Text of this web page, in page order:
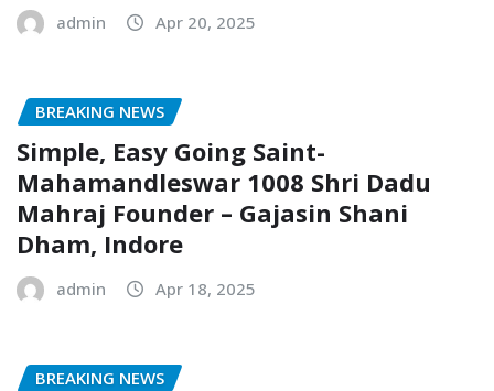
admin Apr 20, 2025
BREAKING NEWS
Simple, Easy Going Saint-
Mahamandleswar 1008 Shri Dadu
Mahraj Founder – Gajasin Shani
Dham, Indore
admin Apr 18, 2025
BREAKING NEWS